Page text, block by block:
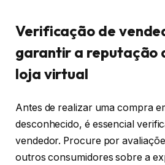
Verificação de
garantir a reputação
loja virtual
Antes de realizar uma compra
desconhecido, é essencial
vendedor. Procure por
outros consumidores sobre a